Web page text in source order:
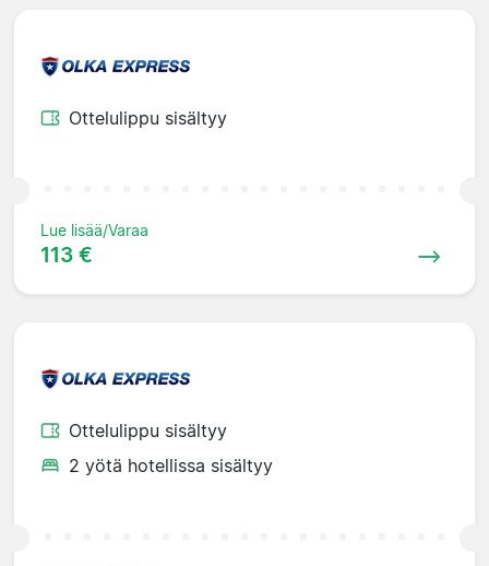
Ottelulippu sisältyy
Lue lisää/Varaa
113 €
Ottelulippu sisältyy
2 yötä hotellissa sisältyy